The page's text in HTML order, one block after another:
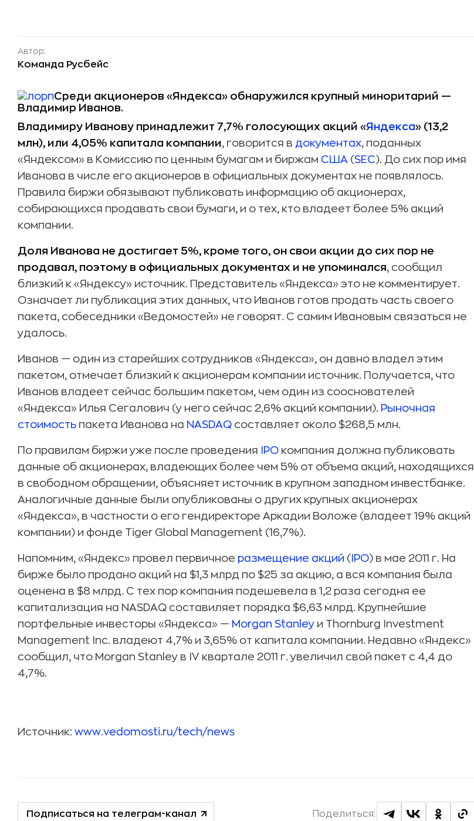
Автор:
Команда Русбейс
Среди акционеров «Яндекса» обнаружился крупный миноритарий —
Владимир Иванов.
Владимиру Иванову принадлежит 7,7% голосующих акций «Яндекса» (13,2
млн), или 4,05% капитала компании, говорится в документах, поданных
«Яндексом» в Комиссию по ценным бумагам и биржам США (SEC). До сих пор имя
Иванова в числе его акционеров в официальных документах не появлялось.
Правила биржи обязывают публиковать информацию об акционерах,
собирающихся продавать свои бумаги, и о тех, кто владеет более 5% акций
компании.
Доля Иванова не достигает 5%, кроме того, он свои акции до сих пор не
продавал, поэтому в официальных документах и не упоминался, сообщил
близкий к «Яндексу» источник. Представитель «Яндекса» это не комментирует.
Означает ли публикация этих данных, что Иванов готов продать часть своего
пакета, собеседники «Ведомостей» не говорят. С самим Ивановым связаться не
удалось.
Иванов — один из старейших сотрудников «Яндекса», он давно владел этим
пакетом, отмечает близкий к акционерам компании источник. Получается, что
Иванов владеет сейчас большим пакетом, чем один из сооснователей
«Яндекса» Илья Сегалович (у него сейчас 2,6% акций компании). Рыночная
стоимость пакета Иванова на NASDAQ составляет около $268,5 млн.
По правилам биржи уже после проведения IPO компания должна публиковать
данные об акционерах, владеющих более чем 5% от объема акций, находящихся
в свободном обращении, объясняет источник в крупном западном инвестбанке.
Аналогичные данные были опубликованы о других крупных акционерах
«Яндекса», в частности о его гендиректоре Аркадии Воложе (владеет 19% акций
компании) и фонде Tiger Global Management (16,7%).
Напомним, «Яндекс» провел первичное размещение акций ( IPO) в мае 2011 г. На
бирже было продано акций на $1,3 млрд по $25 за акцию, а вся компания была
оценена в $8 млрд. С тех пор компания подешевела в 1,2 раза сегодня ее
капитализация на NASDAQ составиляет порядка $6,63 млрд. Крупнейшие
портфельные инвесторы «Яндекса» — Morgan Stanley и Thornburg Investment
Management Inc. владеют 4,7% и 3,65% от капитала компании. Недавно «Яндекс»
сообщил, что Morgan Stanley в IV квартале 2011 г. увеличил свой пакет с 4,4 до
4,7%.
Источник: www.vedomosti.ru/tech/news
Подписаться на телеграм-канал Поделиться: